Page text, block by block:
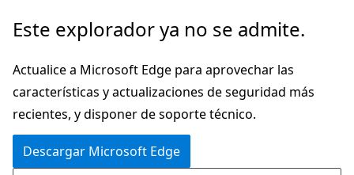
Ir
contenido
principal
Ir
la
navegación
en
la
página
Este explorador ya no se admite.
Actualice a Microsoft Edge para aprovechar las
características y actualizaciones de seguridad más
recientes, y disponer de soporte técnico.
Descargar Microsoft Edge